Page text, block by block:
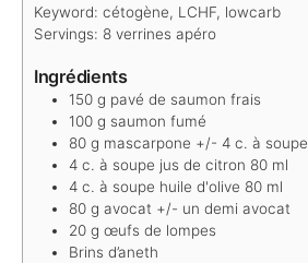
Keyword: cétogène, LCHF, lowcarb
Servings: 8 verrines apéro
Ingrédients
150 g pavé de saumon frais
100 g saumon fumé
80 g mascarpone +/- 4 c. à soupe
4 c. à soupe jus de citron 80 ml
4 c. à soupe huile d'olive 80 ml
80 g avocat +/- un demi avocat
20 g œufs de lompes
Brins d’aneth